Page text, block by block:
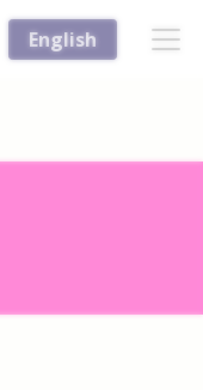
English